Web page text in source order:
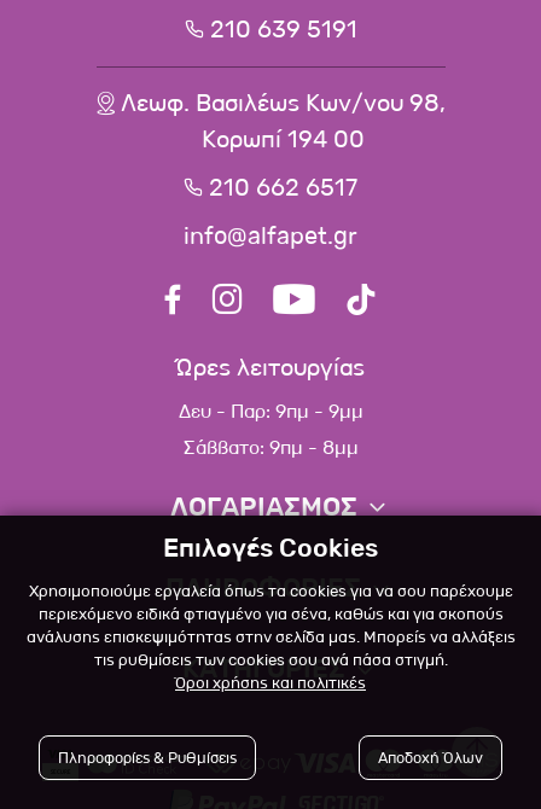
210 639 5191
Λεωφ. Βασιλέως Κων/νου 98,
Κορωπί 194 00
210 662 6517
info@alfapet.gr
Ώρες λειτουργίας
Δευ - Παρ: 9πμ - 9μμ
Σάββατο: 9πμ - 8μμ
ΛΟΓΑΡΙΑΣΜΟΣ
Πληροφορίες λογαριασμού
Λίστα αγαπημένων
Πολιτική επιστροφών
ΠΛΗΡΟΦΟΡΙΕΣ
Σχετικά
Επικοινωνία
Blog
Όροι Χρήσης
ΚΑΤΗΓΟΡΙΕΣ
Επιλογές Cookies
Χρησιμοποιούμε εργαλεία όπως τα cookies για να σου παρέχουμε
περιεχόμενο ειδικά φτιαγμένο για σένα, καθώς και για σκοπούς
ανάλυσης επισκεψιμότητας στην σελίδα μας. Μπορείς να αλλάξεις
τις ρυθμίσεις των cookies σου ανά πάσα στιγμή.
Όροι χρήσης και πολιτικές
Πληροφορίες & Ρυθμίσεις Αποδοχή Όλων